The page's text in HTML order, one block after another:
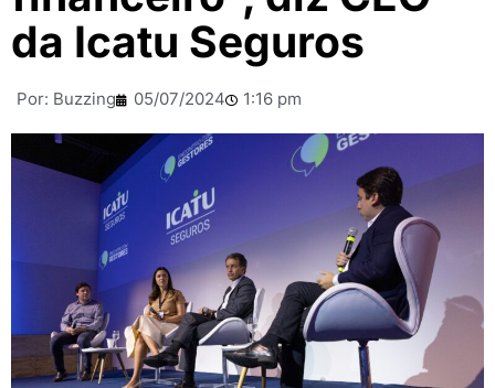
da Icatu Seguros
Por: Buzzing 05/07/2024 1:16 pm